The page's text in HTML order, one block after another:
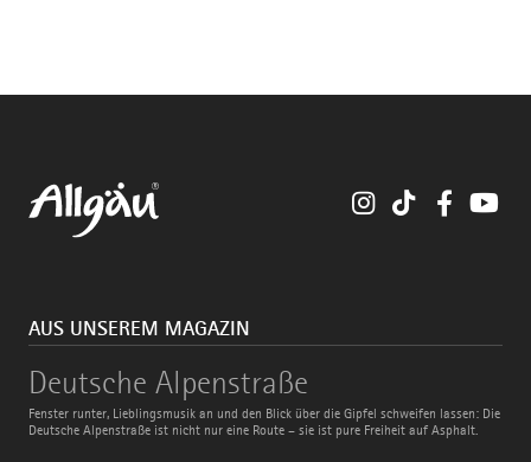
InstagramTikTok
AUS UNSEREM MAGAZIN
Deutsche Alpenstraße
Fenster runter, Lieblingsmusik an und den Blick über die Gipfel schweifen lassen: Die
Deutsche Alpenstraße ist nicht nur eine Route – sie ist pure Freiheit auf Asphalt.
Deutsche
Alpenstraße